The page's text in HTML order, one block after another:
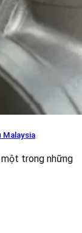
Malaysia
trong những